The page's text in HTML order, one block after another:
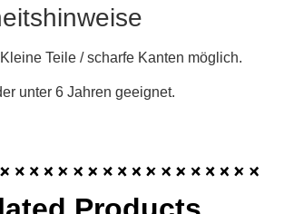
Teile / scharfe Kanten möglich.
unter 6 Jahren geeignet.